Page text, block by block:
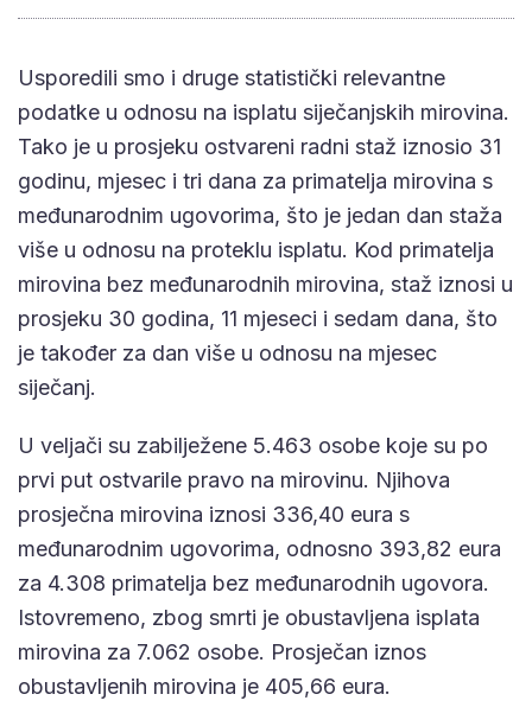
Usporedili smo i druge statistički relevantne
podatke u odnosu na isplatu siječanjskih mirovina.
Tako je u prosjeku ostvareni radni staž iznosio 31
godinu, mjesec i tri dana za primatelja mirovina s
međunarodnim ugovorima, što je jedan dan staža
više u odnosu na proteklu isplatu. Kod primatelja
mirovina bez međunarodnih mirovina, staž iznosi u
prosjeku 30 godina, 11 mjeseci i sedam dana, što
je također za dan više u odnosu na mjesec
siječanj.
U veljači su zabilježene 5.463 osobe koje su po
prvi put ostvarile pravo na mirovinu. Njihova
prosječna mirovina iznosi 336,40 eura s
međunarodnim ugovorima, odnosno 393,82 eura
za 4.308 primatelja bez međunarodnih ugovora.
Istovremeno, zbog smrti je obustavljena isplata
mirovina za 7.062 osobe. Prosječan iznos
obustavljenih mirovina je 405,66 eura.